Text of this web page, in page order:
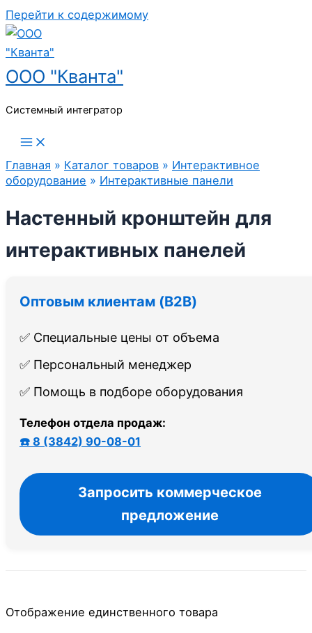
Перейти к содержимому
ООО "Кванта"
Системный интегратор
Главная » Каталог товаров » Интерактивное
оборудование » Интерактивные панели
Настенный кронштейн для
интерактивных панелей
Оптовым клиентам (B2B)
✅ Специальные цены от объема
✅ Персональный менеджер
✅ Помощь в подборе оборудования
Телефон отдела продаж:
☎️ 8 (3842) 90-08-01
Запросить коммерческое
предложение
Отображение единственного товара